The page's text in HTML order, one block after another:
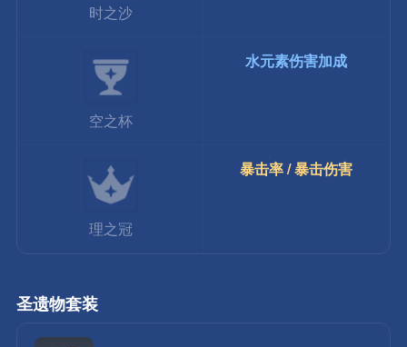
时之沙
空之杯
水元素伤害加成
理之冠
暴击率 / 暴击伤害
圣遗物套装